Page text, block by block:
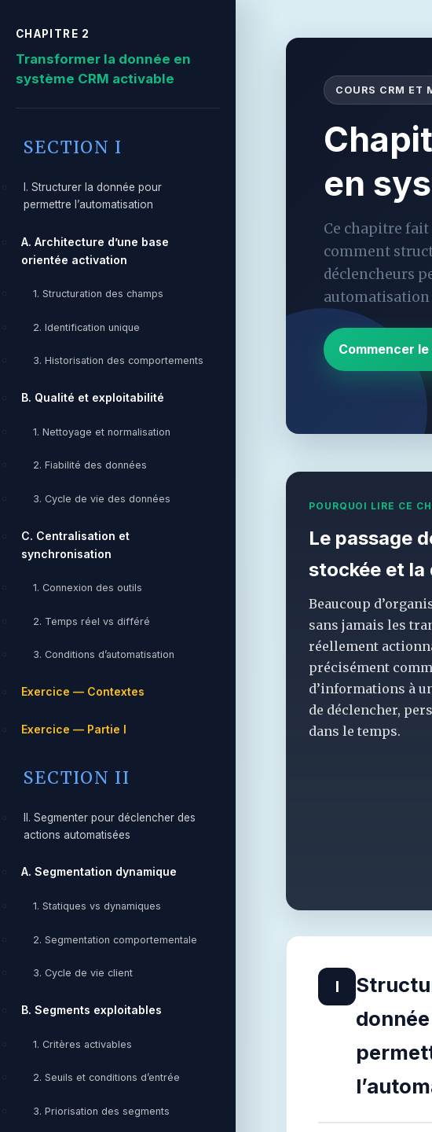
CHAPITRE 2
Transformer la donnée en
système CRM activable
SECTION I
I. Structurer la donnée pour
permettre l’automatisation
A. Architecture d’une base
orientée activation
1. Structuration des champs
2. Identification unique
3. Historisation des comportements
B. Qualité et exploitabilité
1. Nettoyage et normalisation
2. Fiabilité des données
3. Cycle de vie des données
C. Centralisation et
synchronisation
1. Connexion des outils
2. Temps réel vs différé
3. Conditions d’automatisation
Exercice — Contextes
Exercice — Partie I
SECTION II
II. Segmenter pour déclencher des
actions automatisées
A. Segmentation dynamique
1. Statiques vs dynamiques
2. Segmentation comportementale
3. Cycle de vie client
B. Segments exploitables
1. Critères activables
2. Seuils et conditions d’entrée
3. Priorisation des segments
COURS CRM ET
en
Ce chapitre fait
comment
déclencheurs
automatisation
Commencer
POURQUOI LIRE CE
Le passage
stockée et la
Beaucoup
sans jamais les
réellement
précisément
d’informations à
de déclencher,
dans le temps.
I